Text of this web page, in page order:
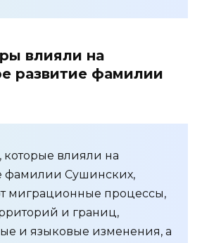
влияли на
развитие фамилии
которые влияли на
фамилии Сушинских,
миграционные процессы,
и границ,
и языковые изменения, а